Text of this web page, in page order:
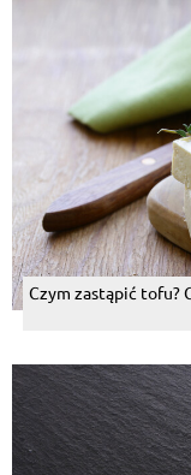
Czym zastąpić tofu?